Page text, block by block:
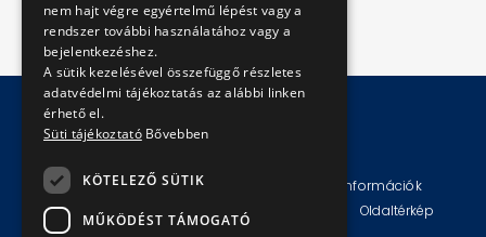
Impresszum Jogi nyilatkozat
Technikai információk
Adatvédelmi politika és tájékoztatások
Oldaltérkép
nem hajt végre egyértelmű lépést vagy a
rendszer további használatához vagy a
bejelentkezéshez.
A sütik kezelésével összefüggő részletes
adatvédelmi tájékoztatás az alábbi linken
érhető el.
Süti tájékoztató Bővebben
KÖTELEZŐ SÜTIK
MŰKÖDÉST TÁMOGATÓ